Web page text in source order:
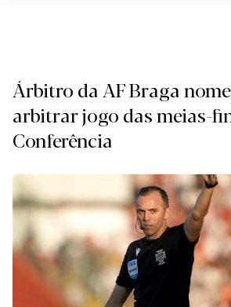
Árbitro da AF Braga
arbitrar jogo das meias-
Conferência